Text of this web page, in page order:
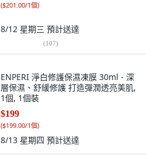
($201.00/1個)
8/12 星期三 預計送達
(107)
ENPERI 淨白修護保濕凍膜 30ml - 深
層保濕、舒緩修護 打造彈潤透亮美肌,
1個, 1個裝
$199
($199.00/1個)
8/13 星期四 預計送達